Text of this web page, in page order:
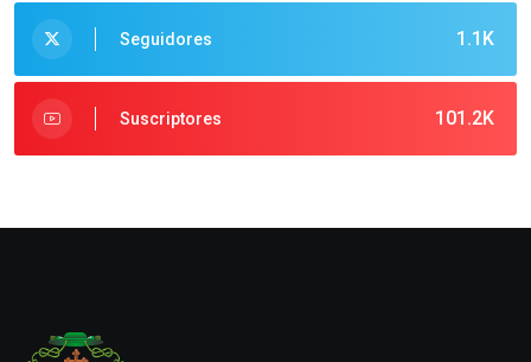
1.1K
Seguidores
101.2K
Suscriptores